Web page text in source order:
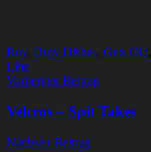
Boy, Dirty Dishes, Gets Old,
Line
Beitragsnavigation
Vorheriger Beitrag
Velcros – Spit Takes
Nächster Beitrag